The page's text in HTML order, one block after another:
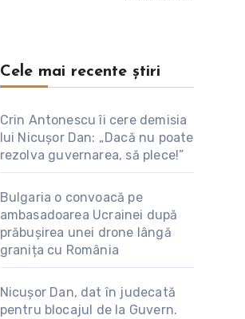
Cele mai recente știri
Crin Antonescu îi cere demisia
lui Nicușor Dan: „Dacă nu poate
rezolva guvernarea, să plece!”
Bulgaria o convoacă pe
ambasadoarea Ucrainei după
prăbușirea unei drone lângă
granița cu România
Nicușor Dan, dat în judecată
pentru blocajul de la Guvern.